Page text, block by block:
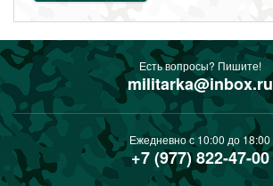
Есть вопросы? Пишите!
militarka@inbox.ru
Ежедневно с 10:00 до 18:00
+7 (977) 822-47-00